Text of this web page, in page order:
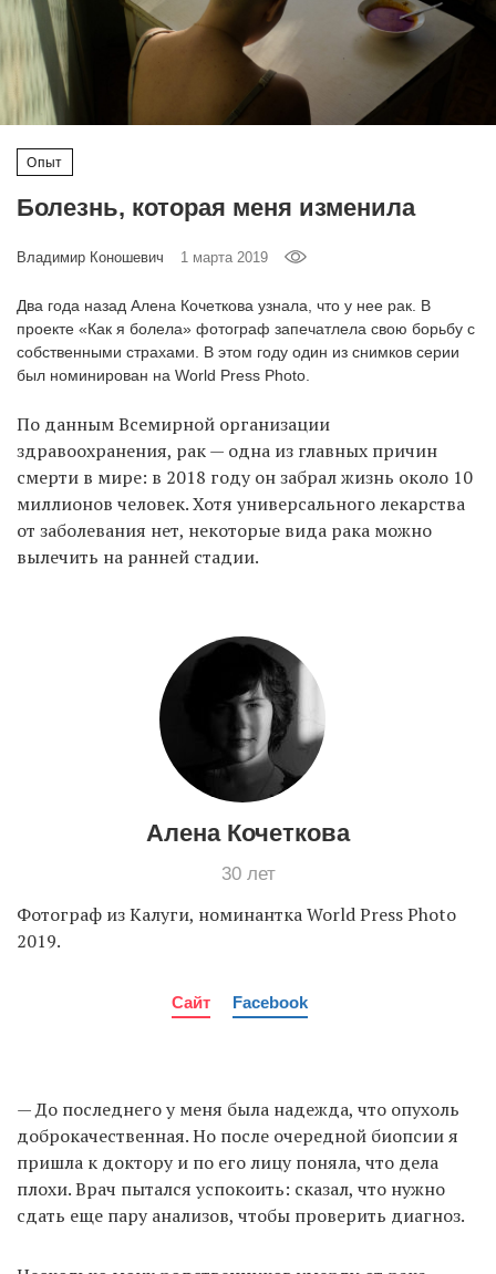
Опыт
Болезнь, которая меня изменила
Владимир Коношевич 1 марта 2019
Два года назад Алена Кочеткова узнала, что у нее рак. В
проекте «Как я болела» фотограф запечатлела свою борьбу с
собственными страхами. В этом году один из снимков серии
был номинирован на World Press Photo.
По данным Всемирной организации
здравоохранения, рак — одна из главных причин
смерти в мире: в 2018 году он забрал жизнь около 10
миллионов человек. Хотя универсального лекарства
от заболевания нет, некоторые вида рака можно
вылечить на ранней стадии.
Алена Кочеткова
30 лет
Фотограф из Калуги, номинантка World Press Photo
2019.
Сайт Facebook
— До последнего у меня была надежда, что опухоль
доброкачественная. Но после очередной биопсии я
пришла к доктору и по его лицу поняла, что дела
плохи. Врач пытался успокоить: сказал, что нужно
сдать еще пару анализов, чтобы проверить диагноз.